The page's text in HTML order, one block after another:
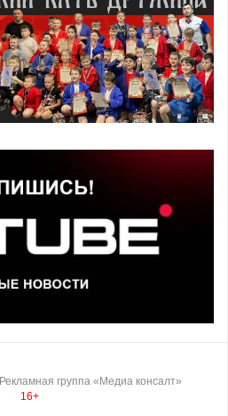
Рекламная группа «Медиа консалт»
16+